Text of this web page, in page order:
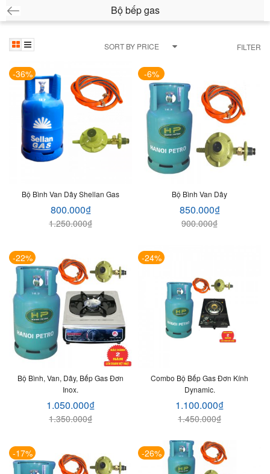
Bộ bếp gas
SORT BY PRICE FILTER
-36%
Bộ Bình Van Dây Shellan Gas
1.250.000₫
800.000₫
-6%
Bộ Bình Van Dây
900.000₫
850.000₫
-22%
Bộ Bình, Van, Dây, Bếp Gas Đơn
Inox.
1.350.000₫
1.050.000₫
-24%
Combo Bộ Bếp Gas Đơn Kính
Dynamic.
1.450.000₫
1.100.000₫
-17% -26%